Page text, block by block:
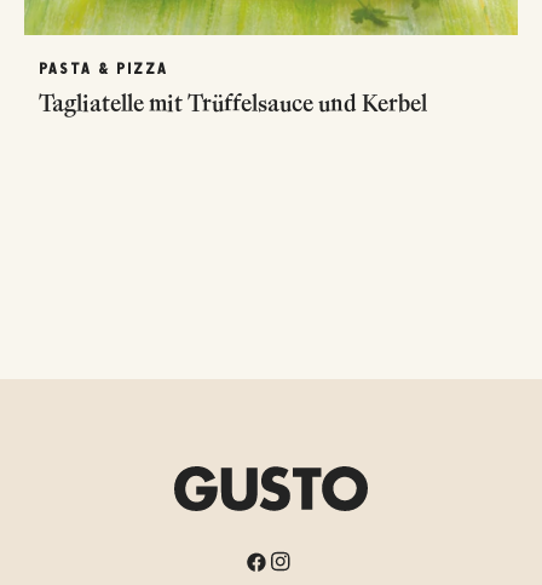
PASTA & PIZZA
Tagliatelle mit Trüffelsauce und Kerbel